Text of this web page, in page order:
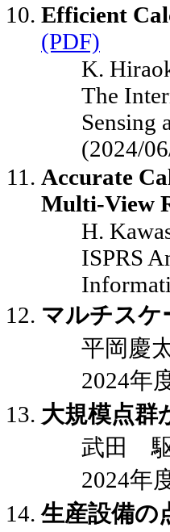
Efficient
(PDF)
K.
The
Sensing
(2024/
Accurate
Multi-View
H.
ISPRS
マルチスケ
平岡慶
2024年
大規模点群
武田
2024年
生産設備の